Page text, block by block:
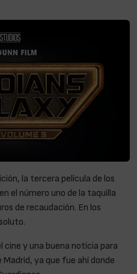
la tercera película de los
el número uno de la taquilla
de recaudación. En los
cine y una buena noticia para
Madrid, ya que fue ahí donde